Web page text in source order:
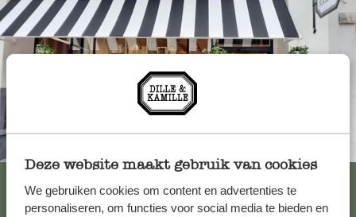
Deze website maakt gebruik van cookies
We gebruiken cookies om content en advertenties te
personaliseren, om functies voor social media te bieden en